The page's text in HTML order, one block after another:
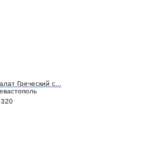
Греческий с...
320